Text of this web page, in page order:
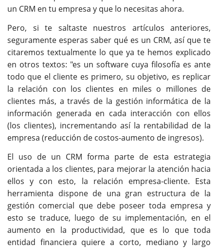
un CRM en tu empresa y que lo necesitas ahora.
Pero, si te saltaste nuestros artículos anteriores,
seguramente esperas saber qué es un CRM, así que te
citaremos textualmente lo que ya te hemos explicado
en otros textos: "es un software cuya filosofía es ante
todo que el cliente es primero, su objetivo, es replicar
la relación con los clientes en miles o millones de
clientes más, a través de la gestión informática de la
información generada en cada interacción con ellos
(los clientes), incrementando así la rentabilidad de la
empresa (reducción de costos-aumento de ingresos).
El uso de un CRM forma parte de esta estrategia
orientada a los clientes, para mejorar la atención hacia
ellos y con esto, la relación empresa-cliente. Esta
herramienta dispone de una gran estructura de la
gestión comercial que debe poseer toda empresa y
esto se traduce, luego de su implementación, en el
aumento en la productividad, que es lo que toda
entidad financiera quiere a corto, mediano y largo